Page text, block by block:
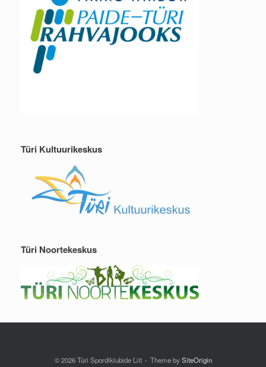
Türi Kultuurikeskus
Türi Noortekeskus
© 2026 Türi Spordiklubide Liit Theme bySiteOrigin